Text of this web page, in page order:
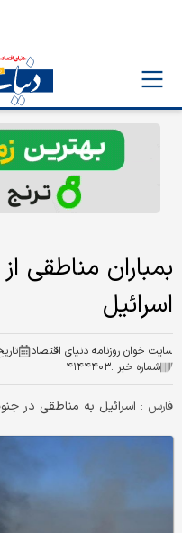
بمباران مناطقی
اسرائیل
سایت خوان روزنامه دنیای اقتصاد
شماره خبر :۴۱۴۴۴۰۳
فارس : اسرائیل به مناطقی در